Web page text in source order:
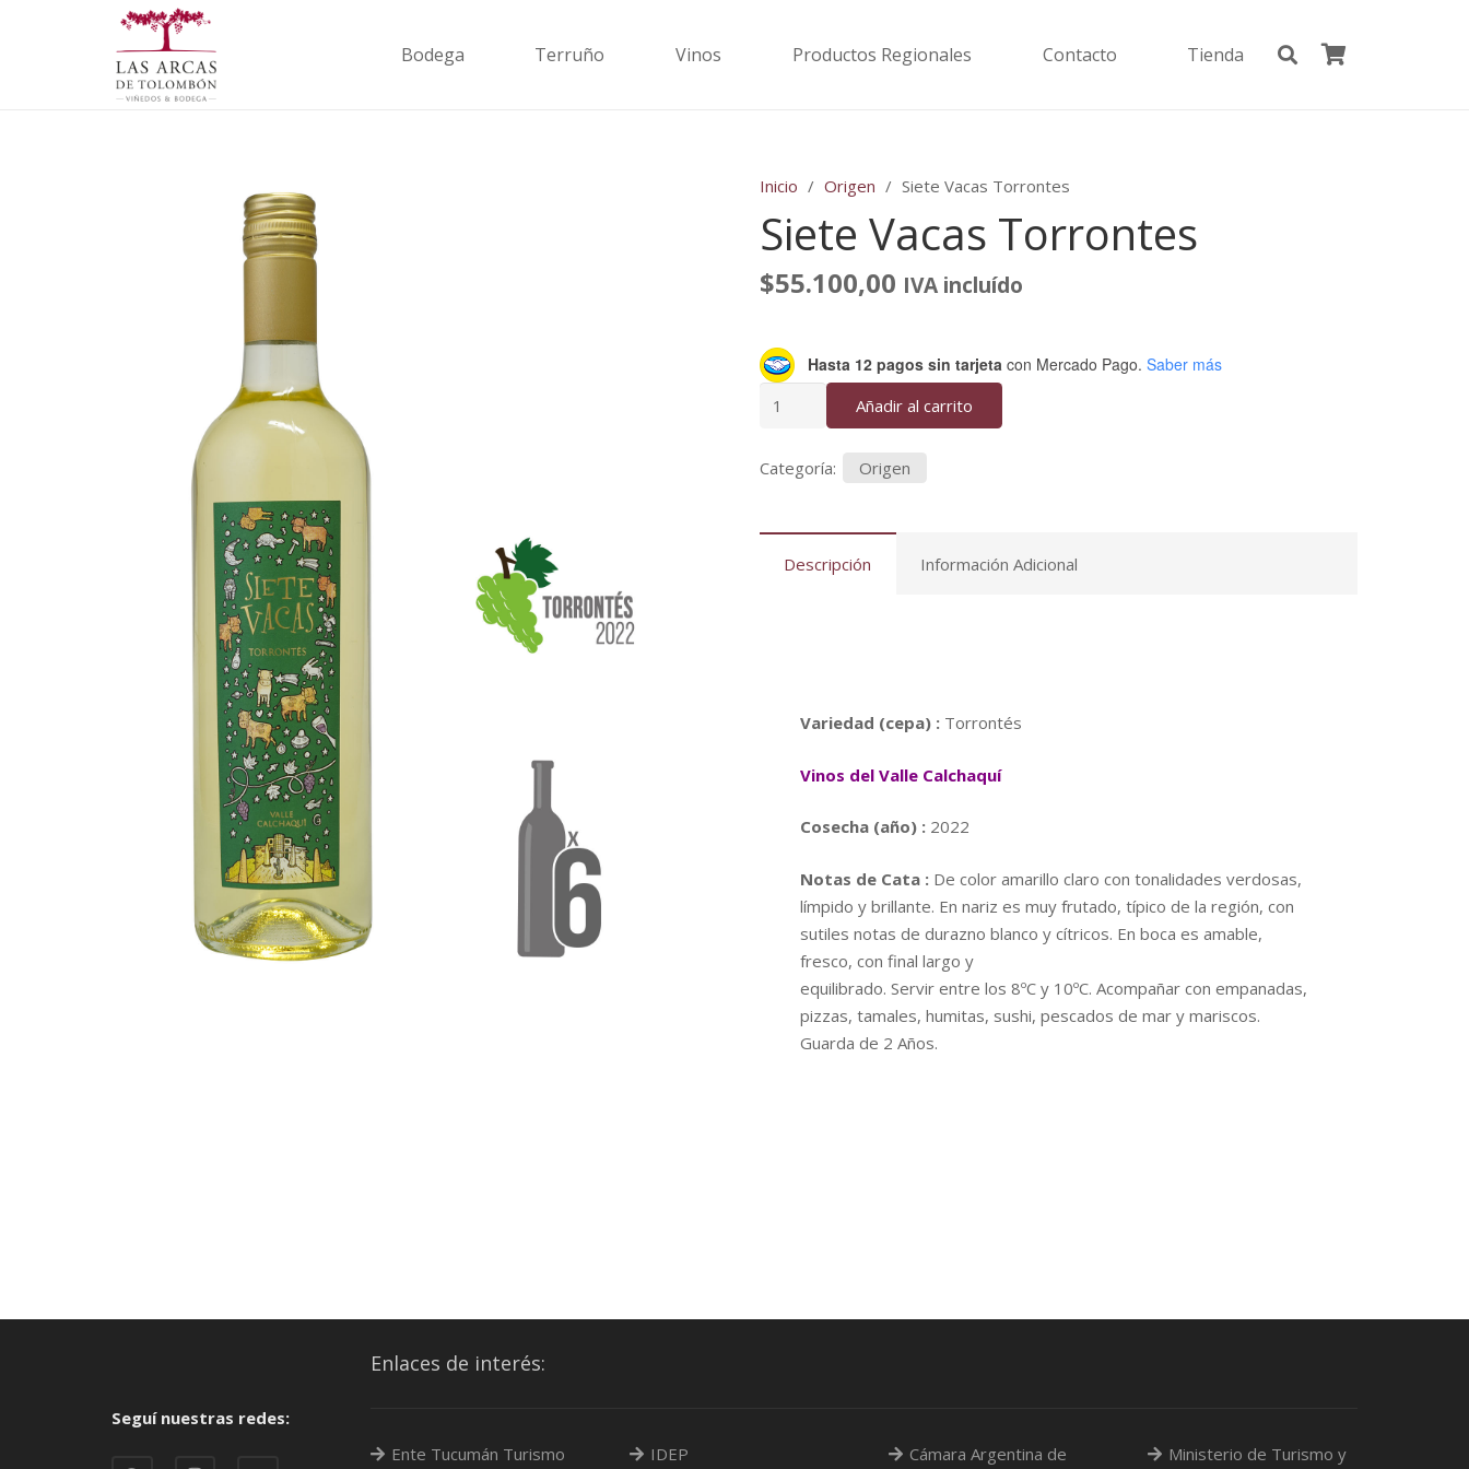
Bodega Terruño Vinos Productos Regionales Contacto Tienda
Inicio / Origen / Siete Vacas Torrontes
Siete Vacas Torrontes
$55.100,00 IVA incluído
Hasta 12 pagos sin tarjetacon Mercado Pago. Saber más
cantidad
Añadir al carrito
Categoría: Origen
Descripción Información Adicional
Variedad (cepa) : Torrontés
Vinos del Valle Calchaquí
Cosecha (año) : 2022
Notas de Cata : De color amarillo claro con tonalidades verdosas,
límpido y brillante. En nariz es muy frutado, típico de la región, con
sutiles notas de durazno blanco y cítricos. En boca es amable,
fresco, con final largo y
equilibrado. Servir entre los 8ºC y 10ºC. Acompañar con empanadas,
pizzas, tamales, humitas, sushi, pescados de mar y mariscos.
Guarda de 2 Años.
Seguí nuestras redes:
Enlaces de interés:
Ente Tucumán Turismo IDEP Cámara Argentina de Ministerio de Turismo y